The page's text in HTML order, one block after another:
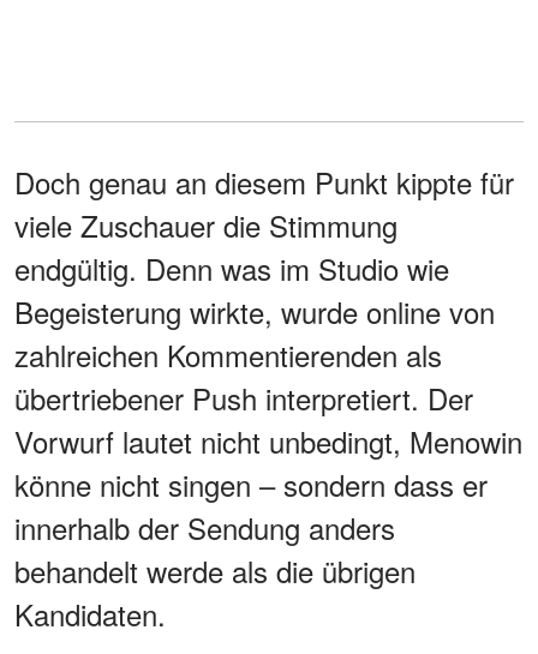
Doch genau an diesem Punkt kippte für
viele Zuschauer die Stimmung
endgültig. Denn was im Studio wie
Begeisterung wirkte, wurde online von
zahlreichen Kommentierenden als
übertriebener Push interpretiert. Der
Vorwurf lautet nicht unbedingt, Menowin
könne nicht singen – sondern dass er
innerhalb der Sendung anders
behandelt werde als die übrigen
Kandidaten.